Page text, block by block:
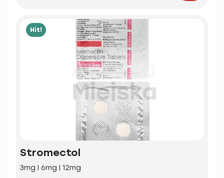
Hit!
Stromectol
3mg | 6mg | 12mg